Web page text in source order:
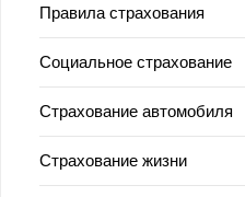
Правила страхования
Социальное страхование
Страхование автомобиля
Страхование жизни